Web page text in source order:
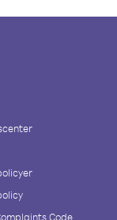
Code